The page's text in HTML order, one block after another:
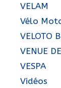
VELAM
Vélo
VELOTO
VENUE
VESPA
Vidéos